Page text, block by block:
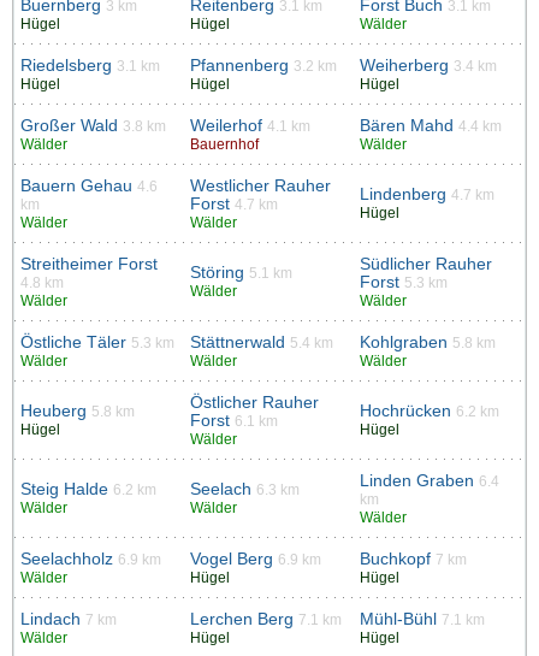
Buernberg 3 km
Hügel
Reitenberg 3.1 km
Hügel
Forst Buch 3.1 km
Wälder
Riedelsberg 3.1 km
Hügel
Pfannenberg 3.2 km
Hügel
Weiherberg 3.4 km
Hügel
Großer Wald 3.8 km
Wälder
Weilerhof 4.1 km
Bauernhof
Bären Mahd 4.4 km
Wälder
Bauern Gehau 4.6
km
Wälder
Westlicher Rauher
Forst 4.7 km
Wälder
Lindenberg 4.7 km
Hügel
Streitheimer Forst
4.8 km
Wälder
Störing 5.1 km
Wälder
Südlicher Rauher
Forst 5.3 km
Wälder
Östliche Täler 5.3 km
Wälder
Stättnerwald 5.4 km
Wälder
Kohlgraben 5.8 km
Wälder
Heuberg 5.8 km
Hügel
Östlicher Rauher
Forst 6.1 km
Wälder
Hochrücken 6.2 km
Hügel
Steig Halde 6.2 km
Wälder
Seelach 6.3 km
Wälder
Linden Graben 6.4
km
Wälder
Seelachholz 6.9 km
Wälder
Vogel Berg 6.9 km
Hügel
Buchkopf 7 km
Hügel
Lindach 7 km
Wälder
Lerchen Berg 7.1 km
Hügel
Mühl-Bühl
7.1 km
Hügel